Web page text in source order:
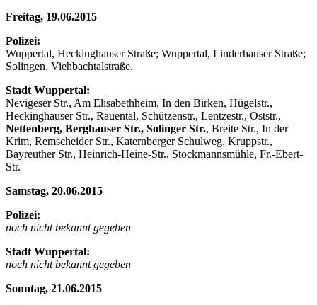
Freitag, 19.06.2015
Polizei:
Wuppertal, Heckinghauser Straße; Wuppertal, Linderhauser Straße;
Solingen, Viehbachtalstraße.
Stadt Wuppertal:
Nevigeser Str., Am Elisabethheim, In den Birken, Hügelstr.,
Heckinghauser Str., Rauental, Schützenstr., Lentzestr., Oststr.,
Nettenberg, Berghauser Str., Solinger Str., Breite Str., In der
Krim, Remscheider Str., Katernberger Schulweg, Kruppstr.,
Bayreuther Str., Heinrich-Heine-Str., Stockmannsmühle, Fr.-Ebert-
Str.
Samstag, 20.06.2015
Polizei:
noch nicht bekannt gegeben
Stadt Wuppertal:
noch nicht bekannt gegeben
Sonntag, 21.06.2015